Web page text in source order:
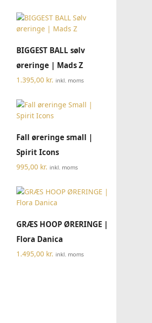
BIGGEST BALL sølv
øreringe | Mads Z
1.395,00 kr. inkl. moms
Fall øreringe small |
Spirit Icons
995,00 kr. inkl. moms
GRÆS HOOP ØRERINGE |
Flora Danica
1.495,00 kr. inkl. moms